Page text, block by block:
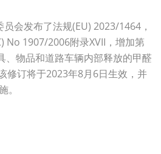
会发布了法规(EU) 2023/1464，
No 1907/2006附录XVII，增加第
、物品和道路车辆内部释放的甲醛
修订将于2023年8月6日生效，并
。